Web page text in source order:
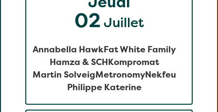
02Juillet
Annabella HawkFat White Family
Hamza & SCHKompromat
Martin SolveigMetronomyNekfeu
Philippe Katerine